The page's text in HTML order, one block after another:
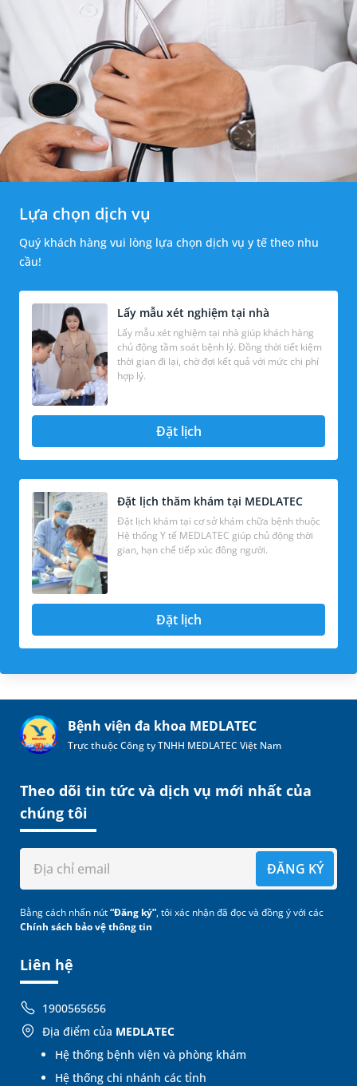
Lựa chọn dịch vụ
Quý khách hàng vui lòng lựa chọn dịch vụ y tế theo nhu
cầu!
Lấy mẫu xét nghiệm tại nhà
Lấy mẫu xét nghiệm tại nhà giúp khách hàng
chủ động tầm soát bệnh lý. Đồng thời tiết kiệm
thời gian đi lại, chờ đợi kết quả với mức chi phí
hợp lý.
Đặt lịch
Đặt lịch thăm khám tại MEDLATEC
Đặt lịch khám tại cơ sở khám chữa bệnh thuộc
Hệ thống Y tế MEDLATEC giúp chủ động thời
gian, hạn chế tiếp xúc đông người.
Đặt lịch
Bệnh viện đa khoa MEDLATEC
Trực thuộc Công ty TNHH MEDLATEC Việt Nam
Liên hệ
1900565656
Địa điểm của MEDLATEC
Hệ thống bệnh viện và phòng khám
Hệ thống chi nhánh các tỉnh
Theo dõi tin tức và dịch vụ mới nhất của
chúng tôi
ĐĂNG KÝ
Bằng cách nhấn nút“Đăng ký”, tôi xác nhận đã đọc và đồng ý với các
Chính sách bảo vệ thông tin